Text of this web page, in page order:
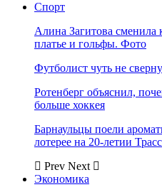
Спорт
Алина Загитова сменила
платье и гольфы. Фото
Футболист чуть не
Ротенберг объяснил,
больше хоккея
Барнаульцы поели
лотерее на 20-летии
Prev Next
Экономика